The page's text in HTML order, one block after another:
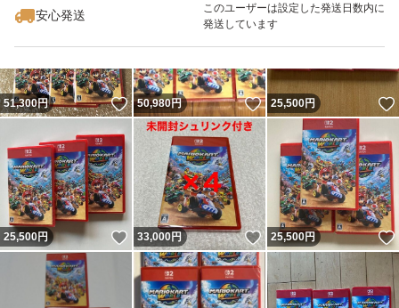
安心発送
このユーザーは設定した発送日数内に
発送しています
51,300円 いいね！
50,980円 いいね！
25,500円
25,500円 いいね！
33,000円 いいね！
25,500円